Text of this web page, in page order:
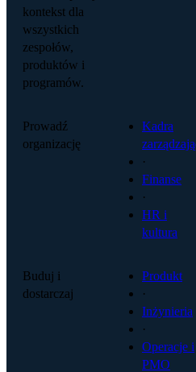
kontekst dla
wszystkich
zespołów,
produktów i
programów.
Prowadź
organizację
Kadra
·
Finanse
·
HR i
kultura
Buduj i
dostarczaj
Produkt
·
Inżynieria
·
Operacje i
PMO